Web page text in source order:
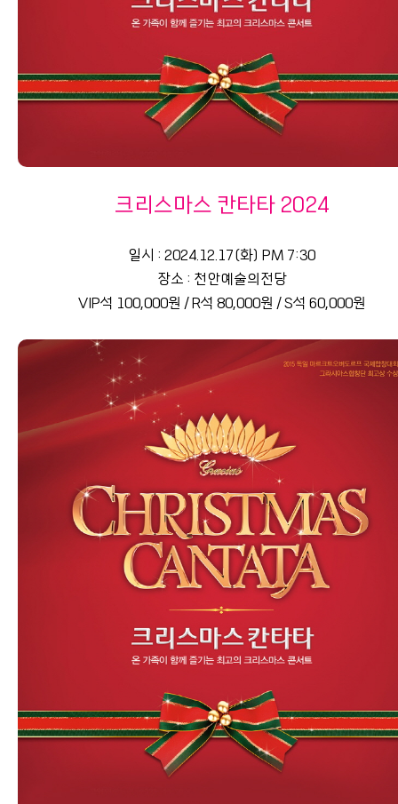
크리스마스 칸타타 2024
일시 : 2024.12.17(화) PM 7:30
장소 : 천안예술의전당
VIP석 100,000원 / R석 80,000원 / S석 60,000원